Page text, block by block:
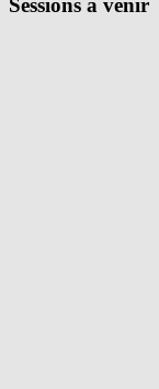
Sessions à venir